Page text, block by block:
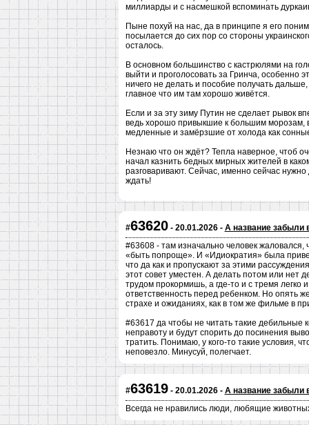
миллиарды и с насмешкой вспоминать
Пыне похуй на нас, да в принципе я его
посылается до сих пор со стороны
осталось.
В основном большинство с кастрюлями на
выйти и проголосовать за Гринча, особенно
ничего не делать и пособие получать
главное что им там хорошо живётcя.
Если и за эту зиму Путин не сделает рывок
ведь хорошо привыкшие к большим морозам,
медленные и замёрзшие от холода как
Незнаю что он ждёт? Тепла наверное, чтоб
начал казнить бедных мирных жителей в
разговаривают. Сейчас, именно сейчас
ждать!
#63620- 20.01.2026 - А название забыли
#63608 - там изначально человек жаловался,
«быть попроще». И «Идиократия» была
что да как и пропускают за этими
этот совет уместен. А делать потом или нет
трудом прокормишь, а где-то и с тремя легко
ответственность перед ребенком. Но опять
страхе и ожиданиях, как в том же фильме в
#63617 да чтобы не читать такие дебильные
неправоту и будут спорить до посинения
тратить. Понимаю, у кого-то такие условия,
неповезло. Минусуй, полегчает.
#63619- 20.01.2026 - А название забыли
Всегда не нравились люди, любящие